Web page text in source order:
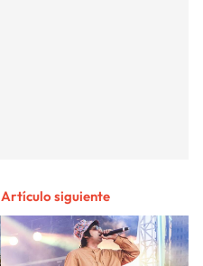
Artículo siguiente